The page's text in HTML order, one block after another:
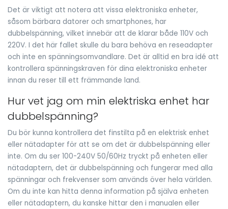
Det är viktigt att notera att vissa elektroniska enheter,
såsom bärbara datorer och smartphones, har
dubbelspänning, vilket innebär att de klarar både 110V och
220V. I det här fallet skulle du bara behöva en reseadapter
och inte en spänningsomvandlare. Det är alltid en bra idé att
kontrollera spänningskraven för dina elektroniska enheter
innan du reser till ett främmande land.
Hur vet jag om min elektriska enhet har
dubbelspänning?
Du bör kunna kontrollera det finstilta på en elektrisk enhet
eller nätadapter för att se om det är dubbelspänning eller
inte. Om du ser 100-240V 50/60Hz tryckt på enheten eller
nätadaptern, det är dubbelspänning och fungerar med alla
spänningar och frekvenser som används över hela världen.
Om du inte kan hitta denna information på själva enheten
eller nätadaptern, du kanske hittar den i manualen eller